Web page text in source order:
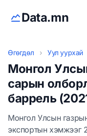
Data.mn
Өгөгдөл › Уул уурхай
Монгол
сарын
баррель
Монгол Улсын
экспортын хэмжээг